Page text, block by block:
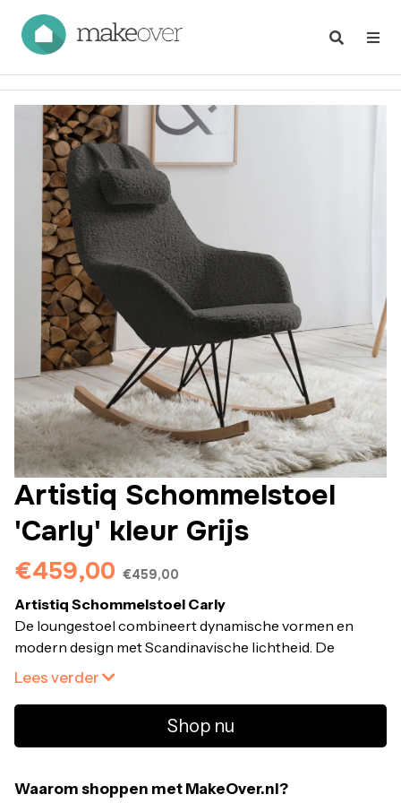
Artistiq Schommelstoel
'Carly' kleur Grijs
€459,00 €459,00
Artistiq Schommelstoel Carly
De loungestoel combineert dynamische vormen en
modern design met Scandinavische lichtheid. De
rugleuning gaat naadloos over in de XXL-zitting,
ontstaat. De zitting en rugleuning zijn bekleed met een
hoogwaardige stoffen bekleding in teddybontlook. Het
stoere houtlook. Vuil kan worden verwijderd met een
Lees verder
Shop nu
Waarom shoppen met MakeOver.nl?